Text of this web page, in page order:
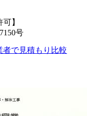
】
号
で見積もり比較